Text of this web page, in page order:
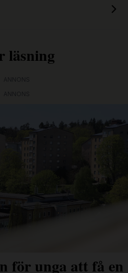
läsning
för unga att få en